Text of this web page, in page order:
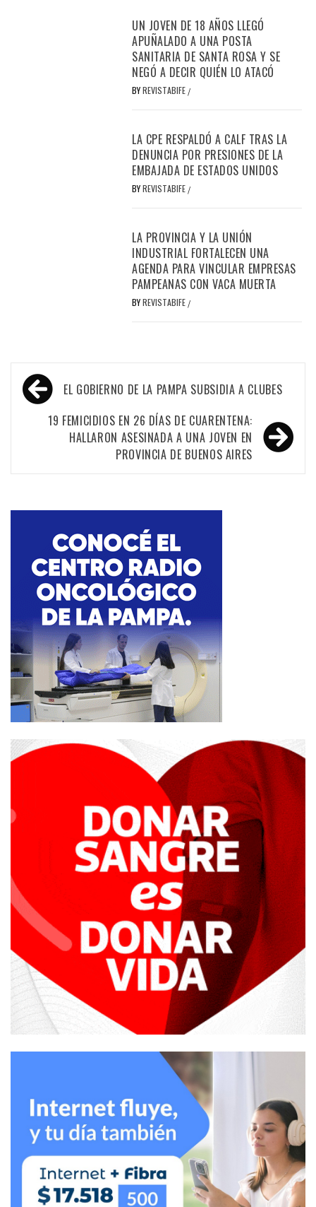
UN JOVEN DE 18 AÑOS LLEGÓ
APUÑALADO A UNA POSTA
SANITARIA DE SANTA ROSA Y SE
NEGÓ A DECIR QUIÉN LO ATACÓ
BYREVISTABIFE /
LA CPE RESPALDÓ A CALF TRAS LA
DENUNCIA POR PRESIONES DE LA
EMBAJADA DE ESTADOS UNIDOS
BYREVISTABIFE /
LA PROVINCIA Y LA UNIÓN
INDUSTRIAL FORTALECEN UNA
AGENDA PARA VINCULAR EMPRESAS
PAMPEANAS CON VACA MUERTA
BYREVISTABIFE /
Navegación
de
entradas
EL GOBIERNO DE LA PAMPA SUBSIDIA A CLUBES
19 FEMICIDIOS EN 26 DÍAS DE CUARENTENA:
HALLARON ASESINADA A UNA JOVEN EN
PROVINCIA DE BUENOS AIRES